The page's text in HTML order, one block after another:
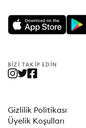
BIZI TAKIP EDIN
Gizlilik Politikası
Üyelik Koşulları